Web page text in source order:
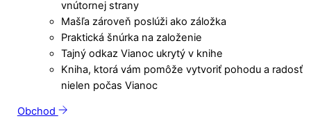
vnútornej strany
Mašľa zároveň poslúži ako záložka
Praktická šnúrka na založenie
Tajný odkaz Vianoc ukrytý v knihe
Kniha, ktorá vám pomôže vytvoriť pohodu a radosť
nielen počas Vianoc
Obchod